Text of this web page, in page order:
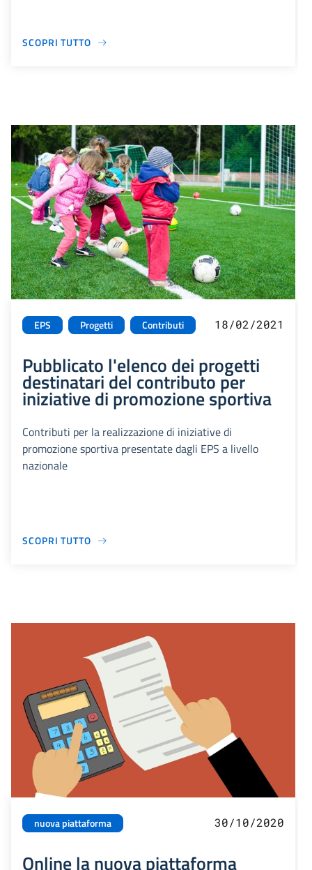
SCOPRI TUTTO
EPS Progetti Contributi 18/02/2021
Pubblicato l'elenco dei progetti
destinatari del contributo per
iniziative di promozione sportiva
Contributi per la realizzazione di iniziative di
promozione sportiva presentate dagli EPS a livello
nazionale
SCOPRI TUTTO
nuova piattaforma 30/10/2020
Online la nuova piattaforma